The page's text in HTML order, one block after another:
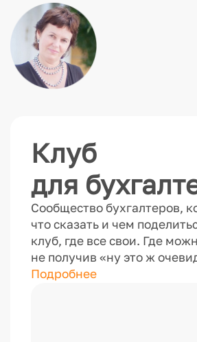
Клуб
для
Сообщество бухгалтеров,
что сказать и чем
клуб, где все свои. Где
не получив «ну это ж
Подробнее